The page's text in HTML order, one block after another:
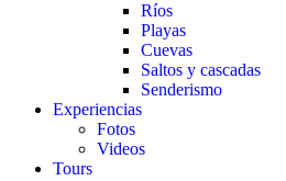
Ríos
Playas
Cuevas
Saltos y cascadas
Senderismo
Experiencias
Fotos
Videos
Tours